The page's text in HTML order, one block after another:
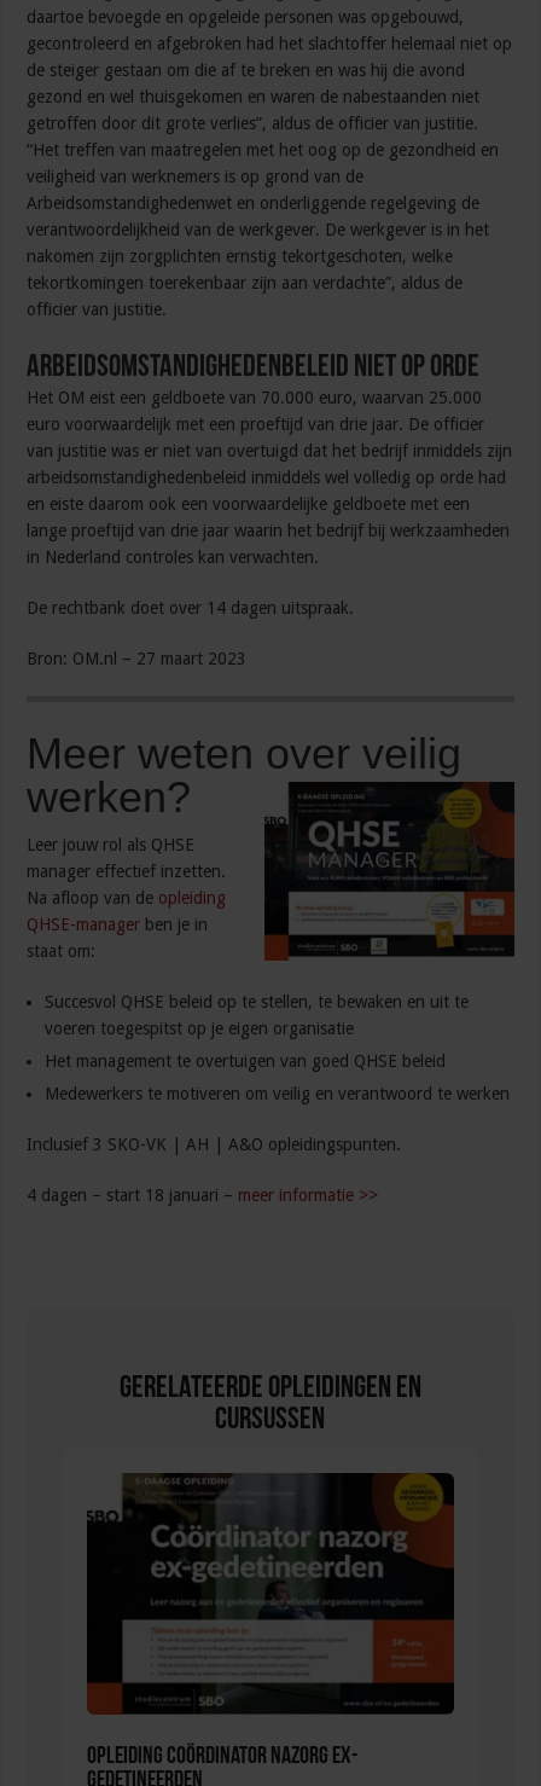
daartoe bevoegde en opgeleide personen was opgebouwd,
gecontroleerd en afgebroken had het slachtoffer helemaal niet op
de steiger gestaan om die af te breken en was hij die avond
gezond en wel thuisgekomen en waren de nabestaanden niet
getroffen door dit grote verlies”, aldus de officier van justitie.
“Het treffen van maatregelen met het oog op de gezondheid en
veiligheid van werknemers is op grond van de
Arbeidsomstandighedenwet en onderliggende regelgeving de
verantwoordelijkheid van de werkgever. De werkgever is in het
nakomen zijn zorgplichten ernstig tekortgeschoten, welke
tekortkomingen toerekenbaar zijn aan verdachte”, aldus de
officier van justitie.
Arbeidsomstandighedenbeleid niet op orde
Het OM eist een geldboete van 70.000 euro, waarvan 25.000
euro voorwaardelijk met een proeftijd van drie jaar. De officier
van justitie was er niet van overtuigd dat het bedrijf inmiddels zijn
arbeidsomstandighedenbeleid inmiddels wel volledig op orde had
en eiste daarom ook een voorwaardelijke geldboete met een
lange proeftijd van drie jaar waarin het bedrijf bij werkzaamheden
in Nederland controles kan verwachten.
De rechtbank doet over 14 dagen uitspraak.
Bron: OM.nl – 27 maart 2023
Meer weten over veilig
werken?
Leer jouw rol als QHSE
manager effectief inzetten.
Na afloop van de opleiding
QHSE-manager ben je in
staat om:
Succesvol QHSE beleid op te stellen, te bewaken en uit te
voeren toegespitst op je eigen organisatie
Het management te overtuigen van goed QHSE beleid
Medewerkers te motiveren om veilig en verantwoord te werken
Inclusief 3 SKO-VK | AH | A&O opleidingspunten.
4 dagen – start 18 januari – meer informatie >>
Gerelateerde Opleidingen en
Cursussen
Opleiding Coördinator nazorg ex-